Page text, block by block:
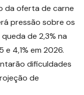
da oferta de carne
pressão sobre os
de 2,3% na
4,1% em 2026.
dificuldades
de